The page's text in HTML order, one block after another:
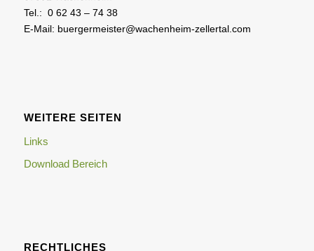
Tel.: 0 62 43 – 74 38
E-Mail: buergermeister@wachenheim-zellertal.com
WEITERE SEITEN
Links
Download Bereich
RECHTLICHES